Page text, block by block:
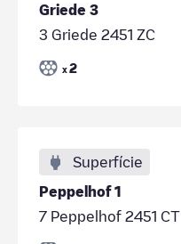
Griede 3
3 Griede 2451 ZC
x 2
Superfície
Peppelhof 1
7 Peppelhof 2451 CT